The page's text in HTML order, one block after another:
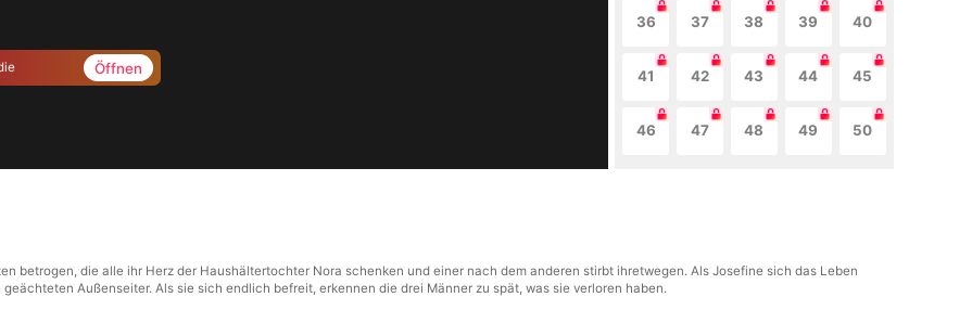
Öffnen
36 37 38 39 40
41 42 43 44 45
46 47 48 49 50
betrogen, die alle ihr Herz der Haushältertochter Nora schenken und einer nach dem anderen stirbt ihretwegen. Als Josefine sich das Leben
Außenseiter. Als sie sich endlich befreit, erkennen die drei Männer zu spät, was sie verloren haben.